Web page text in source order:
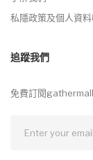
私隱政策及個人資
追蹤我們
免費訂閱